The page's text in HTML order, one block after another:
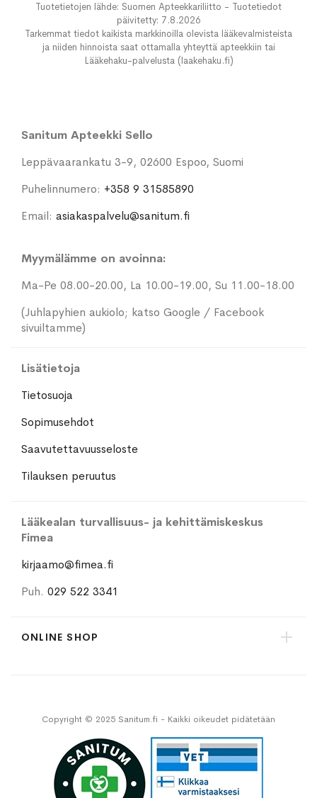
Tuotetietojen lähde: Suomen Apteekkariliitto - Tuotetiedot
päivitetty: 7.8.2026
Tarkemmat tiedot kaikista markkinoilla olevista lääkevalmisteista
ja niiden hinnoista saat ottamalla yhteyttä apteekkiin tai
Lääkehaku-palvelusta (laakehaku.fi)
Sanitum Apteekki Sello
Leppävaarankatu 3-9, 02600 Espoo, Suomi
Puhelinnumero: +358 9 31585890
Email: asiakaspalvelu@sanitum.fi
Myymälämme on avoinna:
Ma-Pe 08.00-20.00, La 10.00-19.00, Su 11.00-18.00
(Juhlapyhien aukiolo; katso Google / Facebook
sivuiltamme)
Lisätietoja
Tietosuoja
Sopimusehdot
Saavutettavuusseloste
Tilauksen peruutus
Lääkealan turvallisuus- ja kehittämiskeskus
Fimea
kirjaamo@fimea.fi
Puh. 029 522 3341
ONLINE SHOP
Copyright © 2025 Sanitum.fi - Kaikki oikeudet pidätetään